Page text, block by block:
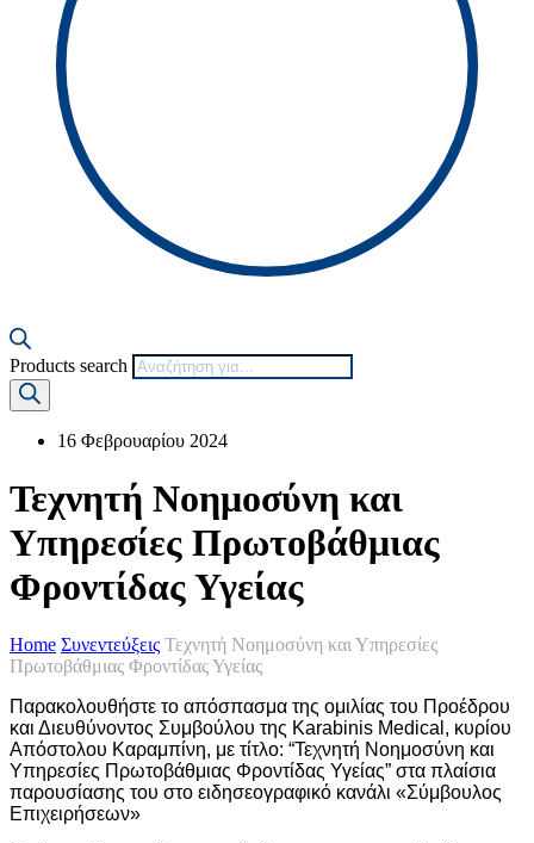
Products search
16 Φεβρουαρίου 2024
Τεχνητή Νοημοσύνη και
Υπηρεσίες Πρωτοβάθμιας
Φροντίδας Υγείας
Home Συνεντεύξεις Τεχνητή Νοημοσύνη και Υπηρεσίες
Πρωτοβάθμιας Φροντίδας Υγείας
Παρακολουθήστε το απόσπασμα της ομιλίας του Προέδρου
και Διευθύνοντος Συμβούλου της Karabinis Medical, κυρίου
Απόστολου Καραμπίνη, με τίτλο: “Τεχνητή Νοημοσύνη και
Υπηρεσίες Πρωτοβάθμιας Φροντίδας Υγείας” στα πλαίσια
παρουσίασης του στο ειδησεογραφικό κανάλι «Σύμβουλος
Επιχειρήσεων»